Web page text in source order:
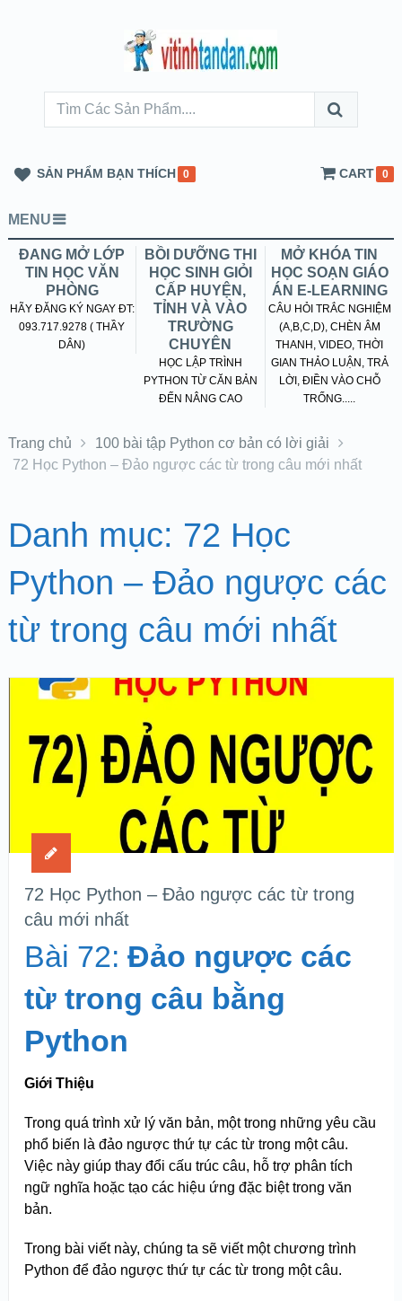
SẢN PHẨM BẠN THÍCH 0 CART 0
MENU
ĐANG MỞ LỚP
TIN HỌC VĂN
PHÒNG
HÃY ĐĂNG KÝ NGAY ĐT:
093.717.9278 ( THẦY
DÂN)
BỒI DƯỠNG THI
HỌC SINH GIỎI
CẤP HUYỆN,
TỈNH VÀ VÀO
TRƯỜNG
CHUYÊN
HỌC LẬP TRÌNH
PYTHON TỪ CĂN BẢN
ĐẾN NÂNG CAO
MỞ KHÓA TIN
HỌC SOẠN GIÁO
ÁN E-LEARNING
CÂU HỎI TRẮC NGHIỆM
(A,B,C,D), CHÈN ÂM
THANH, VIDEO, THỜI
GIAN THẢO LUẬN, TRẢ
LỜI, ĐIỀN VÀO CHỖ
TRỐNG.....
Trang chủ
100 bài tập Python cơ bản có lời giải
72 Học Python – Đảo ngược các từ trong câu mới nhất
Danh mục: 72 Học
Python – Đảo ngược các
từ trong câu mới nhất
72 Học Python – Đảo ngược các từ trong
câu mới nhất
Bài 72: Đảo ngược các
từ trong câu bằng
Python
Giới Thiệu
Trong quá trình xử lý văn bản, một trong những yêu cầu
phổ biến là đảo ngược thứ tự các từ trong một câu.
Việc này giúp thay đổi cấu trúc câu, hỗ trợ phân tích
ngữ nghĩa hoặc tạo các hiệu ứng đặc biệt trong văn
bản.
Trong bài viết này, chúng ta sẽ viết một chương trình
Python để đảo ngược thứ tự các từ trong một câu.